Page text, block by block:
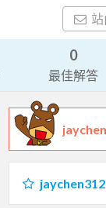
0
最佳解答